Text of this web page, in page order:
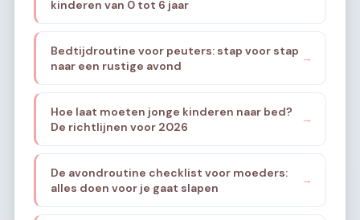
kinderen van 0 tot 6 jaar
Bedtijdroutine voor peuters: stap voor stap
naar een rustige avond
→
Hoe laat moeten jonge kinderen naar bed?
De richtlijnen voor 2026
→
De avondroutine checklist voor moeders:
alles doen voor je gaat slapen
→